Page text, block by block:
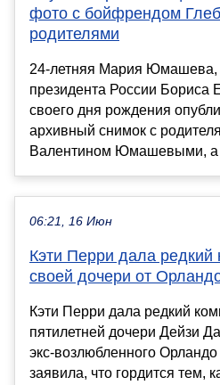
фото с бойфрендом
родителями
24-летняя Мария Юмашева,
президента России Бориса
своего дня рождения
архивный снимок с
Валентином Юмашевыми, а
06:21, 16 Июн
Кэти Перри дала редкий
своей дочери от
Кэти Перри дала редкий
пятилетней дочери Дейзи
экс-возлюбленного
заявила, что гордится тем,